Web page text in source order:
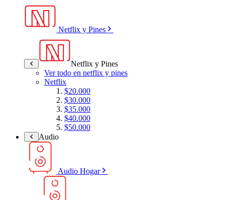
Netflix y Pines
Netflix y Pines
Ver todo en netflix y pines
Netflix
$20.000
$30.000
$35.000
$40.000
$50.000
Audio
Audio Hogar